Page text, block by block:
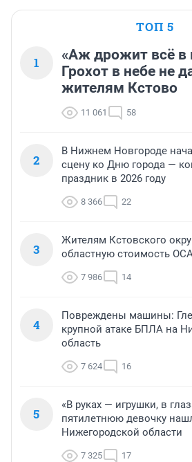
ТОП 5
1
«Аж дрожит всё в
Грохот в небе не
жителям Кстово
11 061 58
2
В Нижнем Новгороде
сцену ко Дню города —
праздник в 2026 году
8 366 22
3
Жителям Кстовского
областную стоимость
7 986 14
4
Повреждены машины:
крупной атаке БПЛА на
область
7 624 16
5
«В руках — игрушки, в
пятилетнюю девочку
Нижегородской области
7 325 17